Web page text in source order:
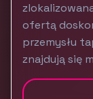
ofertą
przemysłu
znajdują się